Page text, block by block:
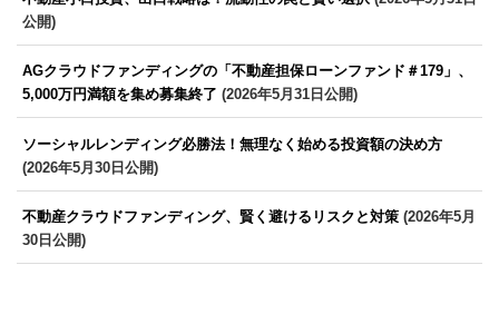
公開)
AGクラウドファンディングの「不動産担保ローンファンド＃179」、
5,000万円満額を集め募集終了 (2026年5月31日公開)
ソーシャルレンディング必勝法！無理なく始める投資額の決め方
(2026年5月30日公開)
不動産クラウドファンディング、賢く避けるリスクと対策 (2026年5月
30日公開)